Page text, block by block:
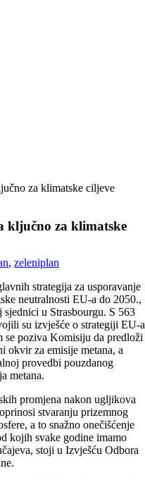
za klimatske ciljeve
ključno za klimatske
, zeleniplan
strategija za usporavanje
neutralnosti EU-a do 2050.,
u Strasbourgu. S 563
su izvješće o strategiji EU-a
se poziva Komisiju da predloži
okvir za emisije metana, a
provedbi pouzdanog
metana.
promjena nakon ugljikova
stvaranju prizemnog
a to snažno onečišćenje
kojih svake godine imamo
stoji u Izvješću Odbora